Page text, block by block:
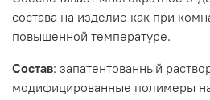
состава на изделие как при
повышенной температуре.
Состав: запатентованный
модифицированные полимеры